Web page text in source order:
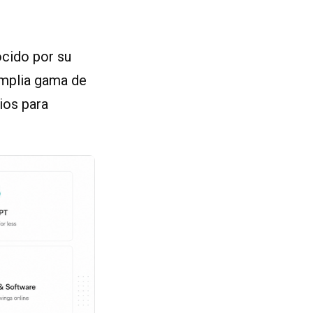
por su
gama de
para